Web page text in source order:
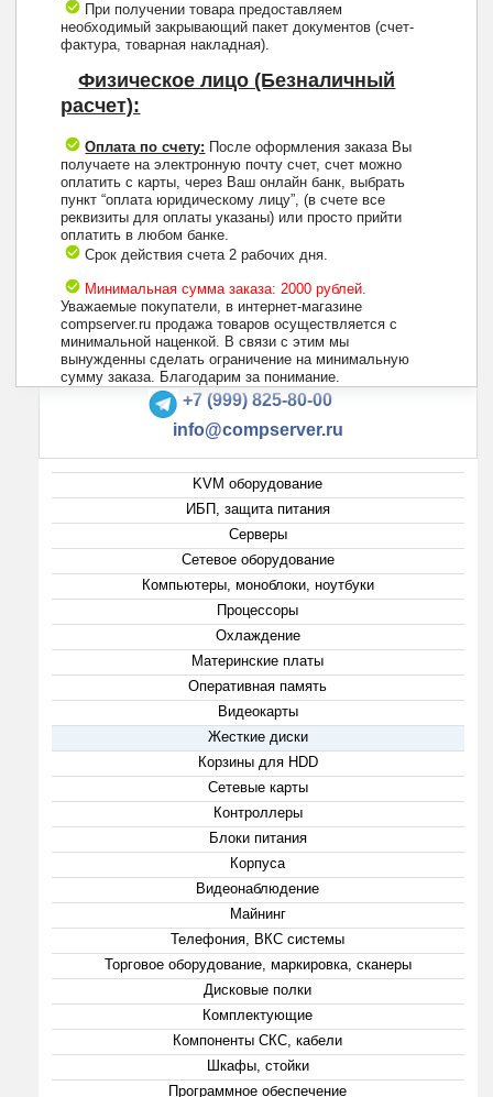
При получении товара предоставляем
необходимый закрывающий пакет документов (счет-
фактура, товарная накладная).
Физическое лицо (Безналичный
расчет):
Оплата по счету: После оформления заказа Вы
получаете на электронную почту счет, счет можно
оплатить с карты, через Ваш онлайн банк, выбрать
пункт “оплата юридическому лицу”, (в счете все
реквизиты для оплаты указаны) или просто прийти
оплатить в любом банке.
Срок действия счета 2 рабочих дня.
Минимальная сумма заказа: 2000 рублей.
Уважаемые покупатели, в интернет-магазине
compserver.ru продажа товаров осуществляется с
минимальной наценкой. В связи с этим мы
вынужденны сделать ограничение на минимальную
сумму заказа. Благодарим за понимание.
+7 (495) 223-13-47
+7 (999) 825-80-00
info@compserver.ru
KVM оборудование
ИБП, защита питания
Серверы
Сетевое оборудование
Компьютеры, моноблоки, ноутбуки
Процессоры
Охлаждение
Материнские платы
Оперативная память
Видеокарты
Жесткие диски
Корзины для HDD
Сетевые карты
Контроллеры
Блоки питания
Корпуса
Видеонаблюдение
Майнинг
Телефония, ВКС системы
Торговое оборудование, маркировка, сканеры
Дисковые полки
Комплектующие
Компоненты СКС, кабели
Шкафы, стойки
Программное обеспечение